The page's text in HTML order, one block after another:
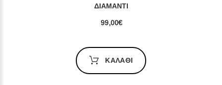
ΔΙΑΜΆΝΤΙ
99,00€
ΚΑΛΆΘΙ